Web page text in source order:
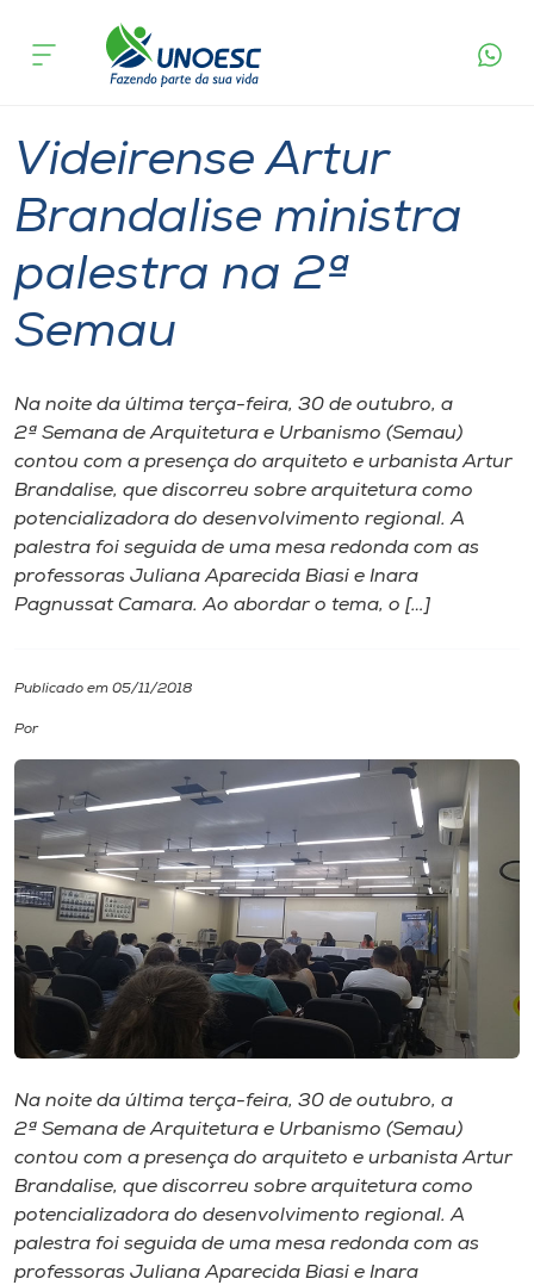
Cursos
Pesquisa
Atendimento ao Estudante
Portal de Ensino
A
Internacionalização
I.nova
Cultura
CPA
Biblioteca
Editora
Rádio
Unoesc
Store
acontece
Videirense Artur
Brandalise ministra
palestra na 2ª
Semau
Na noite da última terça-feira, 30 de outubro, a
2ª Semana de Arquitetura e Urbanismo (Semau)
contou com a presença do arquiteto e urbanista Artur
Brandalise, que discorreu sobre arquitetura como
potencializadora do desenvolvimento regional. A
palestra foi seguida de uma mesa redonda com as
professoras Juliana Aparecida Biasi e Inara
Pagnussat Camara. Ao abordar o tema, o […]
Publicado em 05/11/2018
Por
Na noite da última terça-feira, 30 de outubro, a
2ª Semana de Arquitetura e Urbanismo (Semau)
contou com a presença do arquiteto e urbanista Artur
Brandalise, que discorreu sobre arquitetura como
potencializadora do desenvolvimento regional. A
palestra foi seguida de uma mesa redonda com as
professoras Juliana Aparecida Biasi e Inara